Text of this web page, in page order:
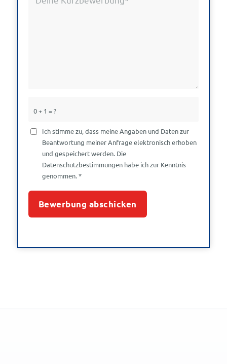
0 + 1 = ?
Ich stimme zu, dass meine Angaben und Daten zur
Beantwortung meiner Anfrage elektronisch erhoben
und gespeichert werden. Die
Datenschutzbestimmungenhabe ich zur Kenntnis
genommen.*